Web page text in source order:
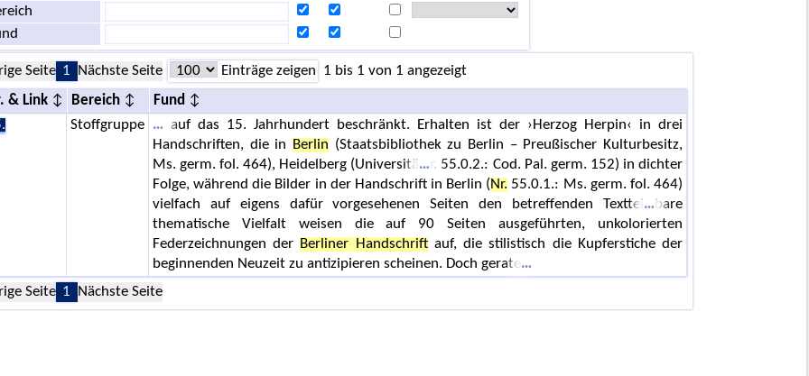
Seite 1 Nächste Seite Einträge zeigen 1 bis 1 von 1 angezeigt
& Link Bereich
Fund
Stoffgruppe
auf das 15. Jahrhundert beschränkt. Erhalten ist der ›Herzog Herpin‹ in drei
Handschriften, die in
Berlin (Staatsbibliothek zu Berlin – Preußischer Kulturbesitz,
Ms. germ. fol. 464), Heidelberg (Universitä
r. 55.0.2.: Cod. Pal. germ. 152) in dichter
Folge, während die Bilder in der Handschrift in Berlin (Nr. 55.0.1.: Ms. germ. fol. 464)
vielfach auf eigens dafür vorgesehenen Seiten den betreffenden Texttei
bare
thematische Vielfalt weisen die auf 90 Seiten ausgeführten, unkolorierten
Federzeichnungen der Berliner Handschriftauf, die stilistisch die Kupferstiche der
beginnenden Neuzeit zu antizipieren scheinen. Doch gerate
Seite 1 Nächste Seite